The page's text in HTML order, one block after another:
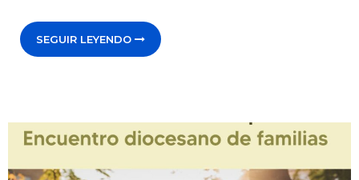
SEGUIR LEYENDO